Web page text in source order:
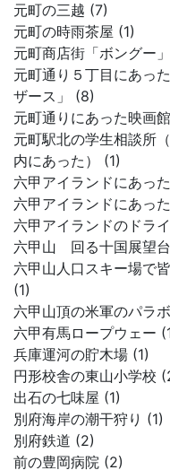
元町の三越 (7)
元町の時雨茶屋 (1)
元町商店街「ボングー
元町通り５丁目にあっ
ザース」 (8)
元町通りにあった映画
元町駅北の学生相談所
内にあった） (1)
六甲アイランドにあっ
六甲アイランドにあっ
六甲アイランドのドラ
六甲山 回る十国展望
六甲山人口スキー場で
(1)
六甲山頂の米軍のパラ
六甲有馬ロープウェー
兵庫運河の貯木場 (1)
円形校舎の東山小学校
出石の七味屋 (1)
別府海岸の潮干狩り (1)
別府鉄道 (2)
前の豊岡病院 (2)